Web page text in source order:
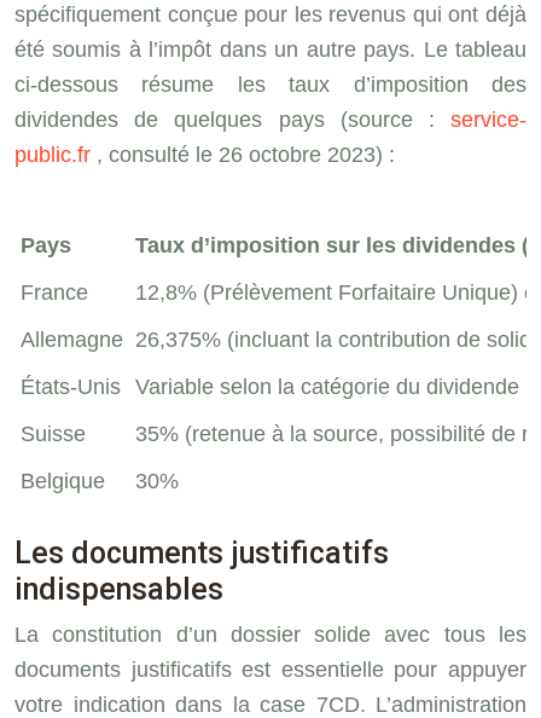
spécifiquement conçue pour les revenus qui ont déjà
été soumis à l’impôt dans un autre pays. Le tableau
ci-dessous résume les taux d’imposition des
dividendes de quelques pays (source : service-
public.fr , consulté le 26 octobre 2023) :
Pays
Taux d’imposition sur les dividendes
France
12,8% (Prélèvement Forfaitaire Unique)
Allemagne 26,375% (incluant la contribution de
États-Unis Variable selon la catégorie du dividende
Suisse
35% (retenue à la source, possibilité de
Belgique
30%
Les documents justificatifs
indispensables
La constitution d’un dossier solide avec tous les
documents justificatifs est essentielle pour appuyer
votre indication dans la case 7CD. L’administration